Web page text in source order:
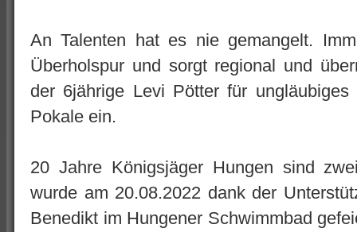
An Talenten hat es nie gemangelt.
Überholspur und sorgt regional und
der 6jährige Levi Pötter für
Pokale ein.
20 Jahre Königsjäger Hungen sind
wurde am 20.08.2022 dank der
Benedikt im Hungener Schwimmbad